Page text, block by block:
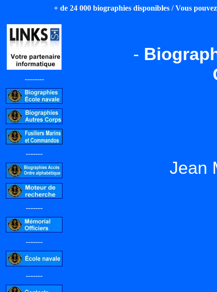
+ de 24 000 biographies disponibles / Vous
--------
-------
-------
-------
-------
-
Jean